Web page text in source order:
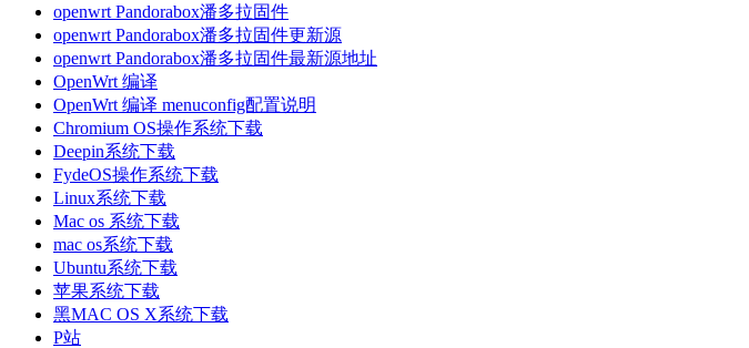
openwrt Pandorabox潘多拉固件
openwrt Pandorabox潘多拉固件更新源
openwrt Pandorabox潘多拉固件最新源地址
OpenWrt 编译
OpenWrt 编译 menuconfig配置说明
Chromium OS操作系统下载
Deepin系统下载
FydeOS操作系统下载
Linux系统下载
Mac os 系统下载
mac os系统下载
Ubuntu系统下载
苹果系统下载
黑MAC OS X系统下载
P站